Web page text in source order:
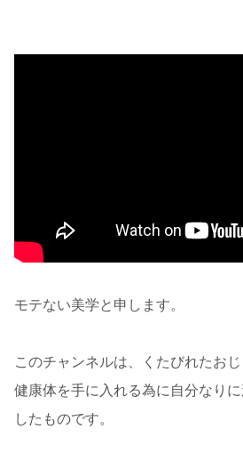
モテない美学と申します。
このチャンネルは、くたびれたお
健康体を手に入れる為に自分なり
したものです。